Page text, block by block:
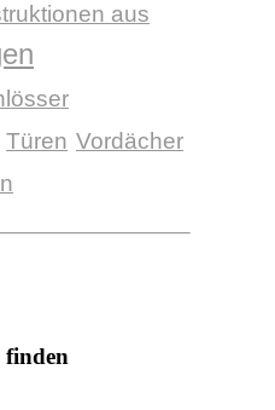
aus
Türen Vordächer
finden